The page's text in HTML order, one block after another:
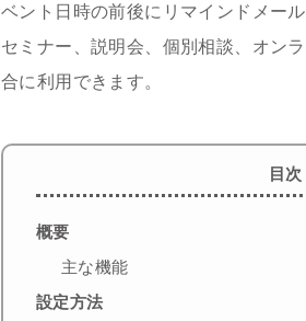
ベント日時の前後にリマインドメー
セミナー、説明会、個別相談、オン
合に利用できます。
目次
概要
主な機能
設定方法